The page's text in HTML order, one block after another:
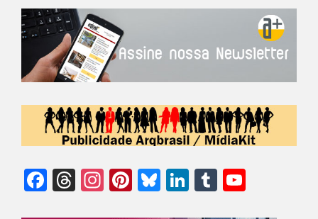
Facebook
Threads
Instagram
Pinterest
Bluesky
LinkedIn
Tumblr